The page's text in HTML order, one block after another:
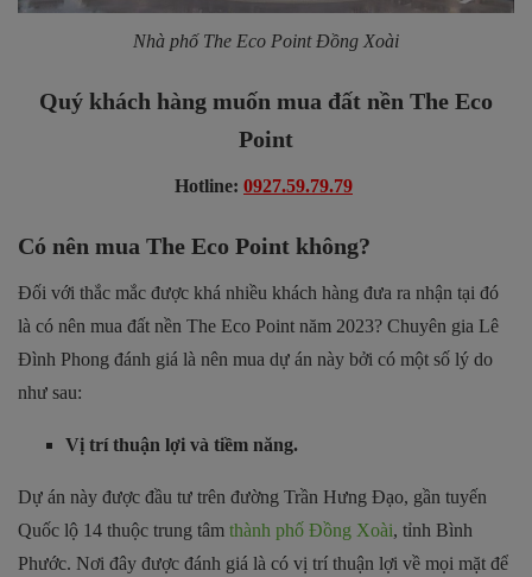
Nhà phố The Eco Point Đồng Xoài
Quý khách hàng muốn mua đất nền The Eco
Point
Hotline: 0927.59.79.79
Có nên mua The Eco Point không?
Đối với thắc mắc được khá nhiều khách hàng đưa ra nhận tại đó
là có nên mua đất nền The Eco Point năm 2023? Chuyên gia Lê
Đình Phong đánh giá là nên mua dự án này bởi có một số lý do
như sau:
Vị trí thuận lợi và tiềm năng.
Dự án này được đầu tư trên đường Trần Hưng Đạo, gần tuyến
Quốc lộ 14 thuộc trung tâm thành phố Đồng Xoài, tỉnh Bình
Phước. Nơi đây được đánh giá là có vị trí thuận lợi về mọi mặt để